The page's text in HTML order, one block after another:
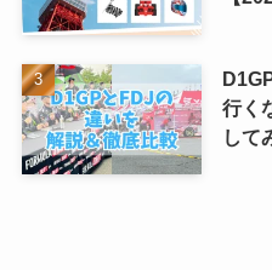
行く
して